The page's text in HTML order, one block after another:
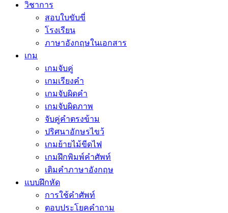
วิชาการ
สอบใบขับขี่
โรงเรียน
ภาษาอังกฤษในเอกสาร
เกม
เกมจับคู่
เกมเรียงคำ
เกมจับผิดคำ
เกมจับผิดภาพ
จับคู่คำตรงข้าม
ปริศนาอักษรไขว้
เกมย้ายไม้ขีดไฟ
เกมฝึกพิมพ์คำศัพท์
เติมคำภาษาอังกฤษ
แบบฝึกหัด
การใช้คำศัพท์
ตอบประโยคคำถาม